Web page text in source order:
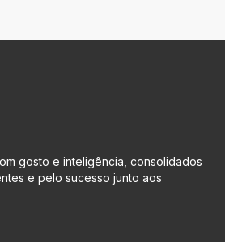
gosto e inteligência, consolidados
e pelo sucesso junto aos